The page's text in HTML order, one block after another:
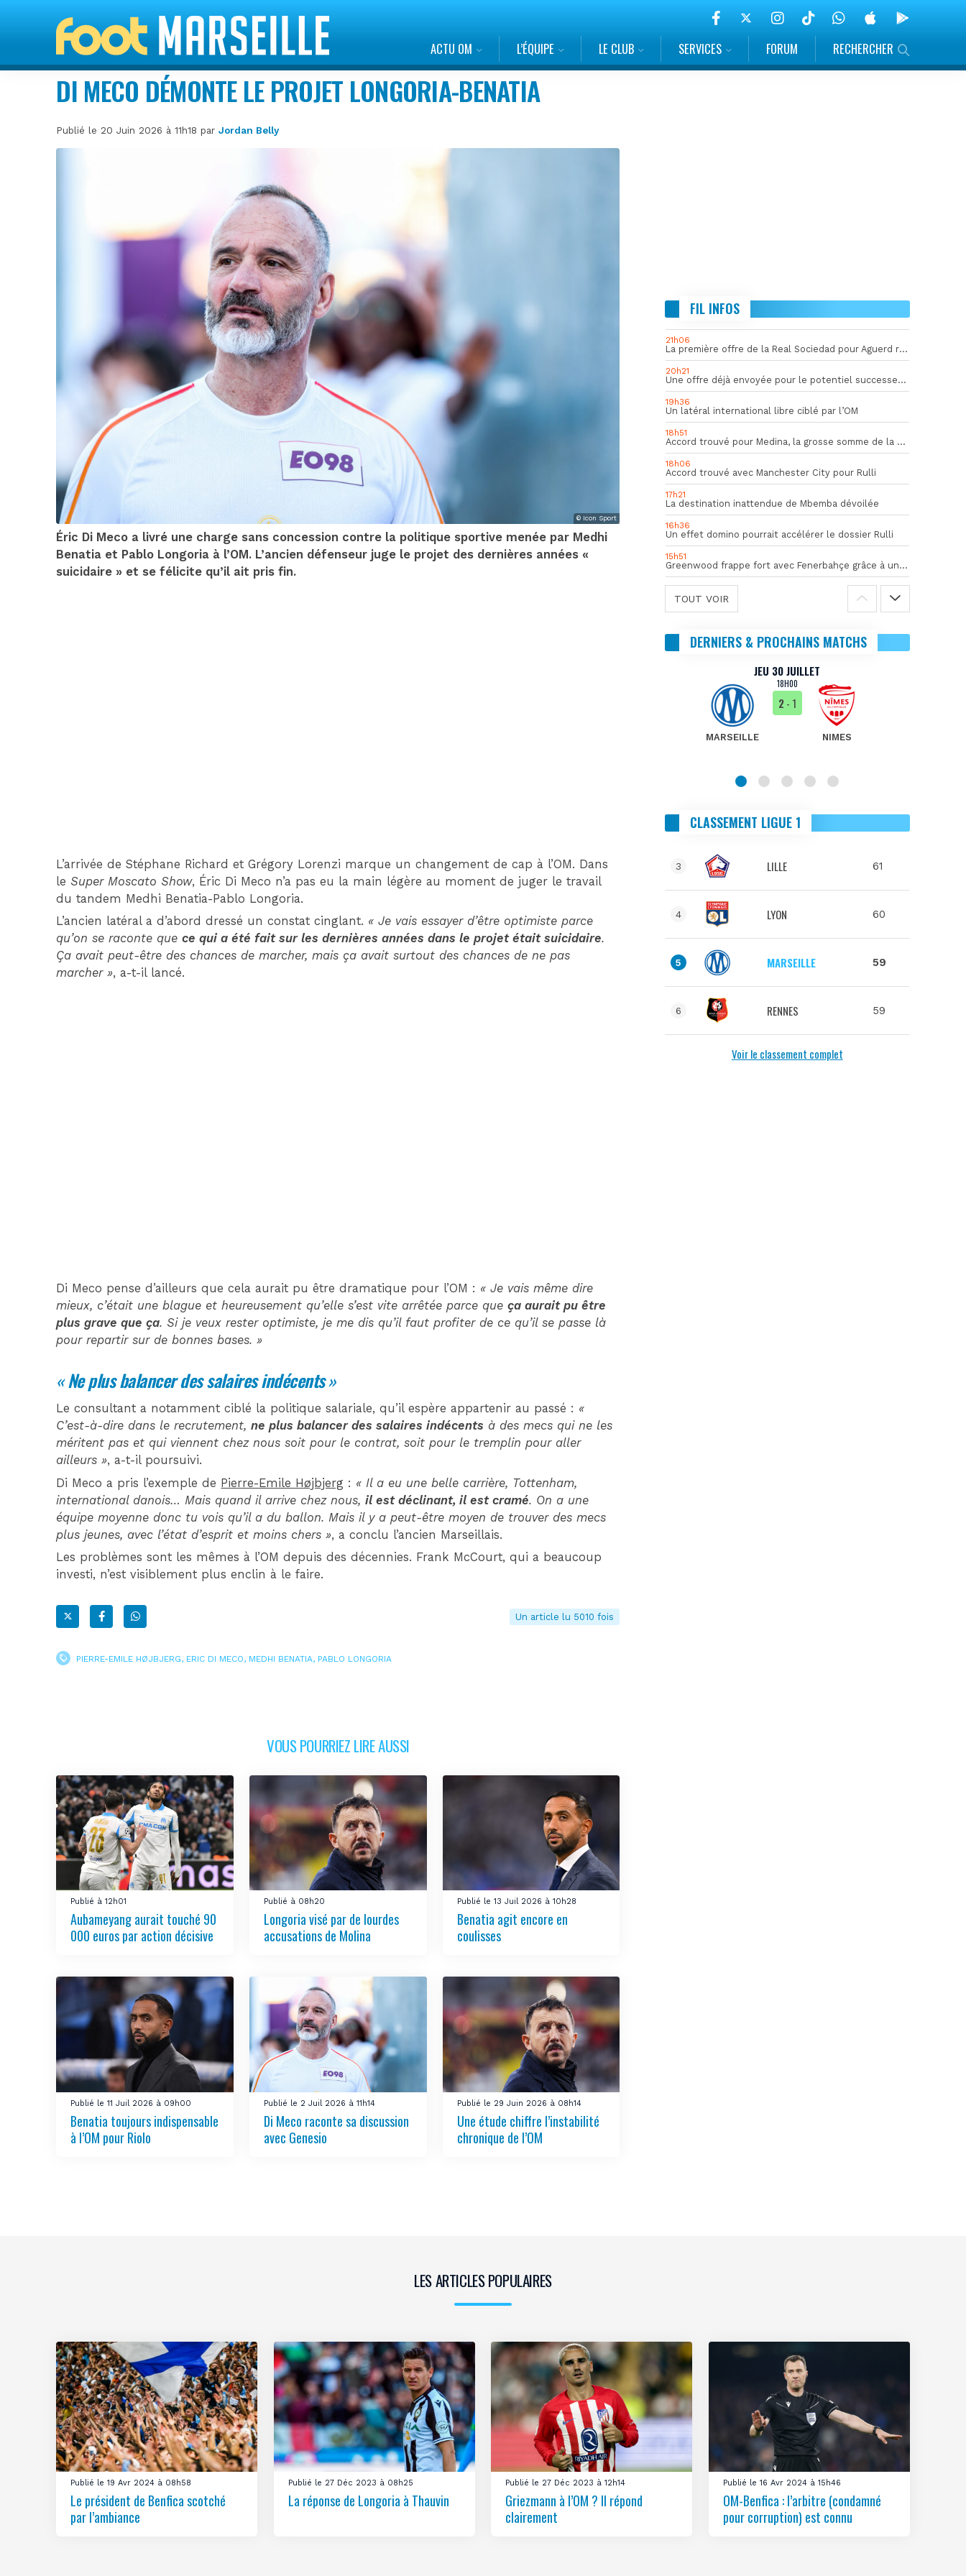
ACTU OM L’ÉQUIPE LE CLUB SERVICES FORUM RECHERCHER
DI MECO DÉMONTE LE PROJET LONGORIA-BENATIA
Publié le 20 Juin 2026 à 11h18 parJordan Belly
© Icon Sport
Éric Di Meco a livré une charge sans concession contre la politique sportive menée par Medhi
Benatia et Pablo Longoria à l’OM. L’ancien défenseur juge le projet des dernières années «
suicidaire » et se félicite qu’il ait pris fin.
L’arrivée de Stéphane Richard et Grégory Lorenzi marque un changement de cap à l’OM. Dans
leSuper Moscato Show, Éric Di Meco n’a pas eu la main légère au moment de juger le travail
du tandem Medhi Benatia-Pablo Longoria.
L’ancien latéral a d’abord dressé un constat cinglant. « Je vais essayer d’être optimiste parce
qu’on se raconte quece qui a été fait sur les dernières années dans le projet était suicidaire.
Ça avait peut-être des chances de marcher, mais ça avait surtout des chances de ne pas
marcher », a-t-il lancé.
Di Meco pense d’ailleurs que cela aurait pu être dramatique pour l’OM : « Je vais même dire
mieux, c’était une blague et heureusement qu’elle s’est vite arrêtée parce queça aurait pu être
plus grave que ça. Si je veux rester optimiste, je me dis qu’il faut profiter de ce qu’il se passe là
pour repartir sur de bonnes bases. »
«Ne plus balancer des salaires indécents»
Le consultant a notamment ciblé la politique salariale, qu’il espère appartenir au passé : «
C’est-à-dire dans le recrutement,ne plus balancer des salaires indécents à des mecs qui ne les
méritent pas et qui viennent chez nous soit pour le contrat, soit pour le tremplin pour aller
ailleurs », a-t-il poursuivi.
Di Meco a pris l’exemple de Pierre-Emile Højbjerg : « Il a eu une belle carrière, Tottenham,
international danois… Mais quand il arrive chez nous,il est déclinant, il est cramé. On a une
équipe moyenne donc tu vois qu’il a du ballon. Mais il y a peut-être moyen de trouver des mecs
plus jeunes, avec l’état d’esprit et moins chers », a conclu l’ancien Marseillais.
Les problèmes sont les mêmes à l’OM depuis des décennies. Frank McCourt, qui a beaucoup
investi, n’est visiblement plus enclin à le faire.
Un article lu 5010 fois
PIERRE-EMILE HØJBJERG, ERIC DI MECO, MEDHI BENATIA, PABLO LONGORIA
VOUS POURRIEZ LIRE AUSSI
Publié à 12h01
Aubameyang aurait touché 90
000 euros par action décisive
Publié à 08h20
Longoria visé par de lourdes
accusations de Molina
Publié le 13 Juil 2026 à 10h28
Benatia agit encore en
coulisses
Publié le 11 Juil 2026 à 09h00
Benatia toujours indispensable
à l’OM pour Riolo
Publié le 2 Juil 2026 à 11h14
Di Meco raconte sa discussion
avec Genesio
Publié le 29 Juin 2026 à 08h14
Une étude chiffre l’instabilité
chronique de l’OM
FIL INFOS
21h06
La première offre de la Real Sociedad pour Aguerd refusée par l’OM
20h21
Une offre déjà envoyée pour le potentiel successeur de Rulli
19h36
Un latéral international libre ciblé par l’OM
18h51
Accord trouvé pour Medina, la grosse somme de la vente dévoilée
18h06
Accord trouvé avec Manchester City pour Rulli
17h21
La destination inattendue de Mbemba dévoilée
16h36
Un effet domino pourrait accélérer le dossier Rulli
15h51
Greenwood frappe fort avec Fenerbahçe grâce à un but spectaculaire
TOUT VOIR
DERNIERS & PROCHAINS MATCHS
JEU 30 JUILLET
18H00
MARSEILLE
2- 1
NIMES
CLASSEMENT LIGUE 1
3 LILLE 61
4 LYON 60
5 MARSEILLE 59
6 RENNES 59
Voir le classement complet
LES ARTICLES POPULAIRES
Publié le 19 Avr 2024 à 08h58
Le président de Benfica scotché
par l’ambiance
Publié le 27 Déc 2023 à 08h25
La réponse de Longoria à Thauvin
Publié le 27 Déc 2023 à 12h14
Griezmann à l’OM ? Il répond
clairement
Publié le 16 Avr 2024 à 15h46
OM-Benfica : l’arbitre (condamné
pour corruption) est connu